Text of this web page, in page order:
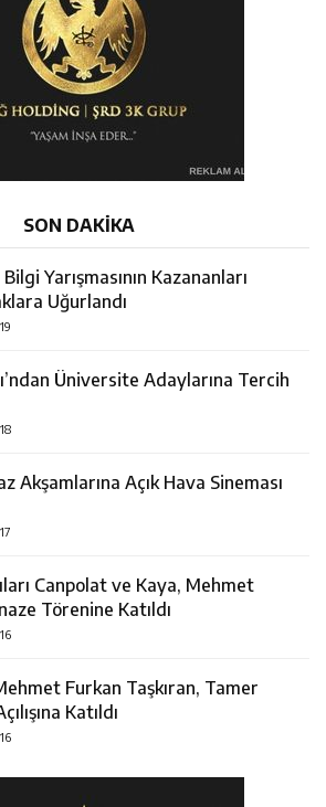
SON DAKİKA
Yarışmasının Kazananları
Uğurlandı
Üniversite Adaylarına Tercih
Akşamlarına Açık Hava Sineması
Canpolat ve Kaya, Mehmet
Törenine Katıldı
Furkan Taşkıran, Tamer
Katıldı